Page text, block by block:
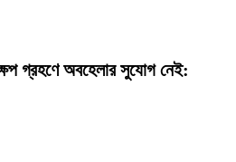
গ্রহণে অবহেলার সুযোগ নেই: